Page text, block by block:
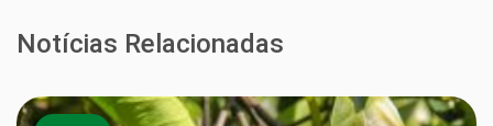
Notícias Relacionadas